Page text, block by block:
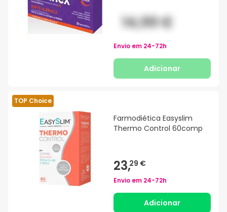
Envio em 24-72h
Adicionar
TOP Choice
Farmodiética Easyslim
Thermo Control 60comp
23,29 €
Envio em 24-72h
Adicionar